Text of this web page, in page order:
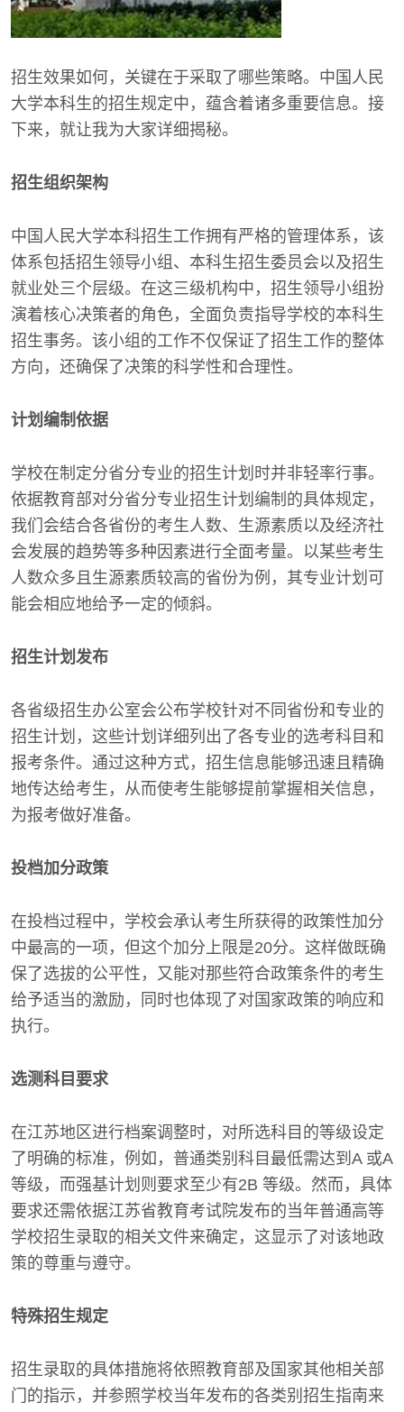
招生效果如何，关键在于采取了哪些策略。中国人民
大学本科生的招生规定中，蕴含着诸多重要信息。接
下来，就让我为大家详细揭秘。
招生组织架构
中国人民大学本科招生工作拥有严格的管理体系，该
体系包括招生领导小组、本科生招生委员会以及招生
就业处三个层级。在这三级机构中，招生领导小组扮
演着核心决策者的角色，全面负责指导学校的本科生
招生事务。该小组的工作不仅保证了招生工作的整体
方向，还确保了决策的科学性和合理性。
计划编制依据
学校在制定分省分专业的招生计划时并非轻率行事。
依据教育部对分省分专业招生计划编制的具体规定，
我们会结合各省份的考生人数、生源素质以及经济社
会发展的趋势等多种因素进行全面考量。以某些考生
人数众多且生源素质较高的省份为例，其专业计划可
能会相应地给予一定的倾斜。
招生计划发布
各省级招生办公室会公布学校针对不同省份和专业的
招生计划，这些计划详细列出了各专业的选考科目和
报考条件。通过这种方式，招生信息能够迅速且精确
地传达给考生，从而使考生能够提前掌握相关信息，
为报考做好准备。
投档加分政策
在投档过程中，学校会承认考生所获得的政策性加分
中最高的一项，但这个加分上限是20分。这样做既确
保了选拔的公平性，又能对那些符合政策条件的考生
给予适当的激励，同时也体现了对国家政策的响应和
执行。
选测科目要求
在江苏地区进行档案调整时，对所选科目的等级设定
了明确的标准，例如，普通类别科目最低需达到A 或A
等级，而强基计划则要求至少有2B 等级。然而，具体
要求还需依据江苏省教育考试院发布的当年普通高等
学校招生录取的相关文件来确定，这显示了对该地政
策的尊重与遵守。
特殊招生规定
招生录取的具体措施将依照教育部及国家其他相关部
门的指示，并参照学校当年发布的各类别招生指南来